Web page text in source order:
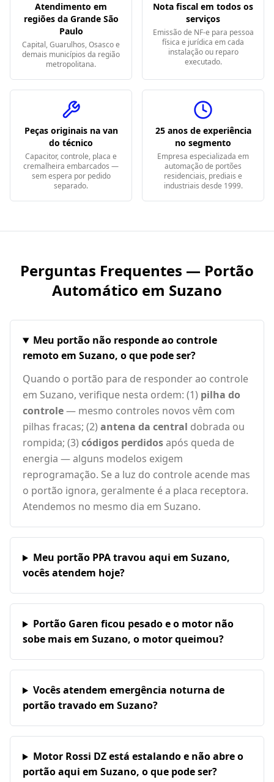
Atendimento em
regiões da Grande São
Paulo
Capital, Guarulhos, Osasco e
demais municípios da região
metropolitana.
Nota fiscal em todos os
serviços
Emissão de NF-e para pessoa
física e jurídica em cada
instalação ou reparo
executado.
Peças originais na van
do técnico
Capacitor, controle, placa e
cremalheira embarcados —
sem espera por pedido
separado.
25 anos de experiência
no segmento
Empresa especializada em
automação de portões
residenciais, prediais e
industriais desde 1999.
Perguntas Frequentes — Portão
Automático em Suzano
Meu portão não responde ao controle
remoto em Suzano, o que pode ser?
Quando o portão para de responder ao controle
em Suzano, verifique nesta ordem: (1) pilha do
controle— mesmo controles novos vêm com
pilhas fracas; (2) antena da central dobrada ou
rompida; (3) códigos perdidosapós queda de
energia — alguns modelos exigem
reprogramação. Se a luz do controle acende mas
o portão ignora, geralmente é a placa receptora.
Atendemos no mesmo dia em Suzano.
Meu portão PPA travou aqui em Suzano,
vocês atendem hoje?
Portão Garen ficou pesado e o motor não
sobe mais em Suzano, o motor queimou?
Vocês atendem emergência noturna de
portão travado em Suzano?
Motor Rossi DZ está estalando e não abre o
portão aqui em Suzano, o que pode ser?